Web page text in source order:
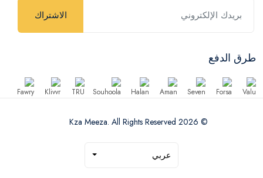
الاشتراك
طرق الدفع
© 2026 Kza Meeza. All Rights Reserved
عربي